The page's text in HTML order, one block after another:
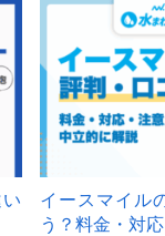
イースマイル
う？料金・対